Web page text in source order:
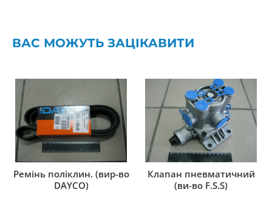
ВАС МОЖУТЬ ЗАЦІКАВИТИ
Ремінь поліклин. (вир-во
DAYCO)
Клапан пневматичний
(ви-во F.S.S)